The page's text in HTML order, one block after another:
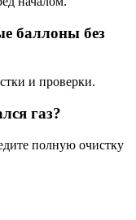
баллоны без
и проверки.
газ?
полную очистку